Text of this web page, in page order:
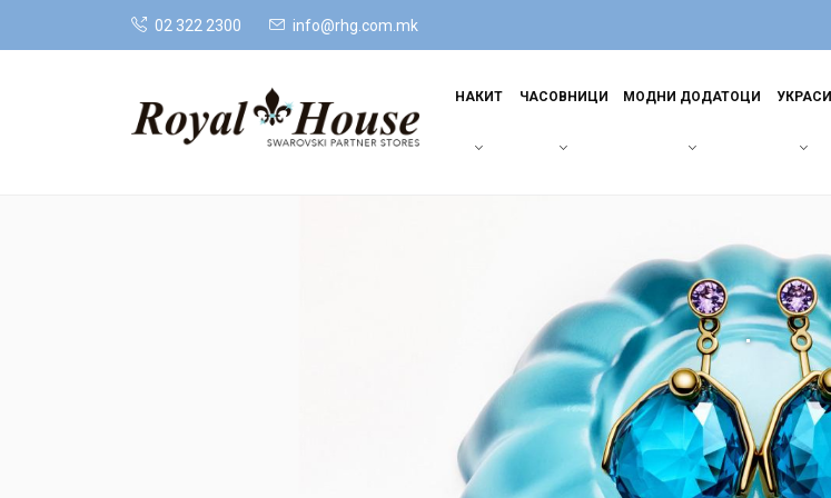
02 322 2300 info@rhg.com.mk
НАКИТ ЧАСОВНИЦИ МОДНИ ДОДАТОЦИ УКРАСИ
.